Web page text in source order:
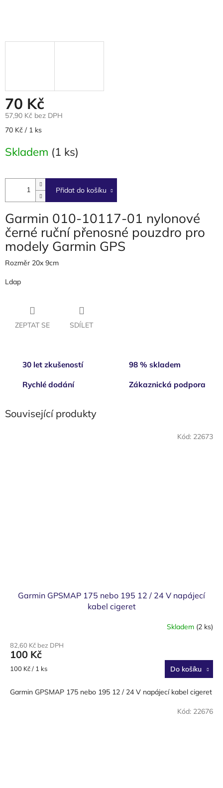
70 Kč
57,90 Kč bez DPH
Měrná
70 Kč / 1 ks
Skladem (1 ks)
Přidat do košíku
Garmin 010-10117-01 nylonové
černé ruční přenosné pouzdro pro
modely Garmin GPS
Rozměr 20x 9cm
Ldap
ZEPTAT SE SDÍLET
30 let zkušeností 98 % skladem
Rychlé dodání Zákaznická podpora
Související produkty
Garmin GPSMAP 175 nebo 195 12 / 24 V napájecí
kabel cigeret
Skladem (2 ks)
82,60 Kč bez DPH
100 Kč
Měrná
100 Kč / 1 ks Do košíku
Garmin GPSMAP 175 nebo 195 12 / 24 V napájecí kabel cigeret
Kód: 22673
Kód: 22676